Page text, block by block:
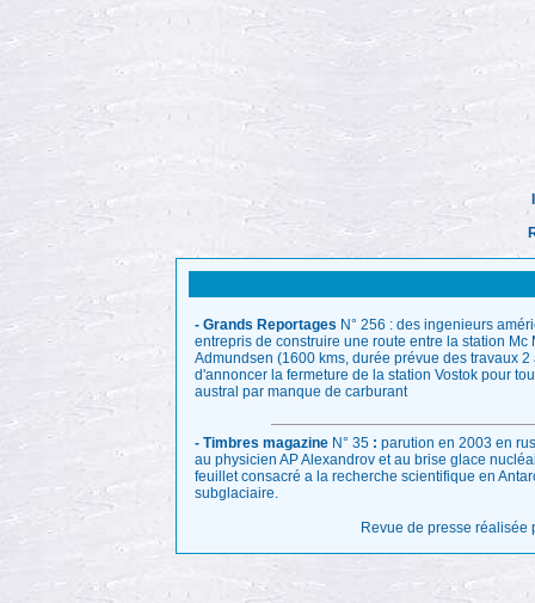
- Grands Reportages N° 256 : des ingenieurs
entrepris de construire une route entre la station Mc
Admundsen (1600 kms, durée prévue des travaux
d'annoncer la fermeture de la station Vostok pour
austral par manque de carburant
- Timbres magazine N° 35 : parution en 2003 en
au physicien AP Alexandrov et au brise glace
feuillet consacré a la recherche scientifique en
subglaciaire.
Revue de presse